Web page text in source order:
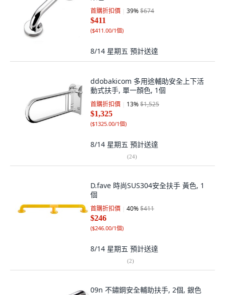
首購折扣價 39%$674
$411
($411.00/1個)
8/14 星期五 預計送達
ddobakicom 多用途輔助安全上下活
動式扶手, 單一顏色, 1個
首購折扣價 13%$1,525
$1,325
($1325.00/1個)
8/14 星期五 預計送達
(24)
D.fave 時尚SUS304安全扶手 黃色, 1
個
首購折扣價 40%$411
$246
($246.00/1個)
8/14 星期五 預計送達
(2)
09n 不鏽鋼安全輔助扶手, 2個, 銀色